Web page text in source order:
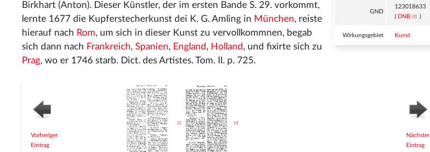
GND
123018633
( DNB )
Wirkungsgebiet Kunst
Birkhart (Anton). Dieser Künstler, der im ersten Bande S. 29. vorkommt,
lernte 1677 die Kupferstecherkunst dei K. G. Amling in München, reiste
hierauf nach Rom, um sich in dieser Kunst zu vervollkommnen, begab
sich dann nach Frankreich, Spanien, England , Holland , und fixirte sich zu
Prag, wo er 1746 starb. Dict. des Artistes. Tom. II. p. 725.
Vorheriger
Eintrag
Nächster
Eintrag